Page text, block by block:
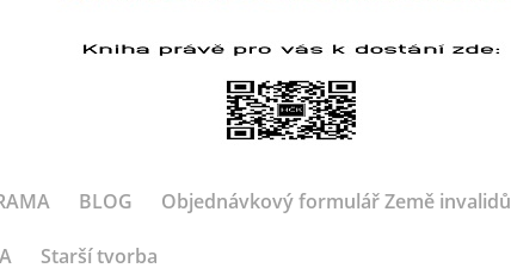
BLOG Objednávkový formulář Země invalidů
Starší tvorba